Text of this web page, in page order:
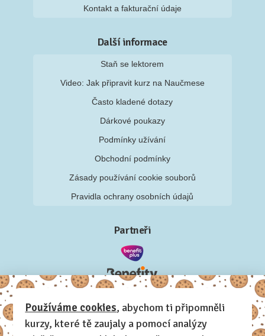
Kontakt a fakturační údaje
Další informace
Staň se lektorem
Video: Jak připravit kurz na Naučmese
Často kladené dotazy
Dárkové poukazy
Podmínky užívání
Obchodní podmínky
Zásady používání cookie souborů
Pravidla ochrany osobních údajů
Partneři
Používáme cookies, abychom ti připomněli
kurzy, které tě zaujaly a pomocí analýzy